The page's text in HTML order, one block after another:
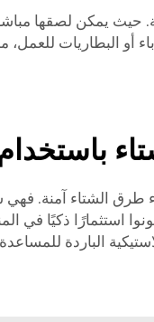
حيث يمكن لصقها
أو البطاريات
باستخدام
طرق الشتاء آمنة.
استثمارًا ذكيًا
الباردة